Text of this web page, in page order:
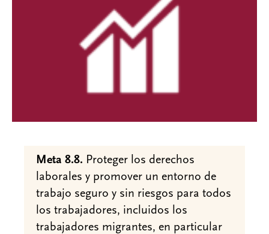
Meta 8.8. Proteger los derechos
laborales y promover un entorno de
trabajo seguro y sin riesgos para todos
los trabajadores, incluidos los
trabajadores migrantes, en particular